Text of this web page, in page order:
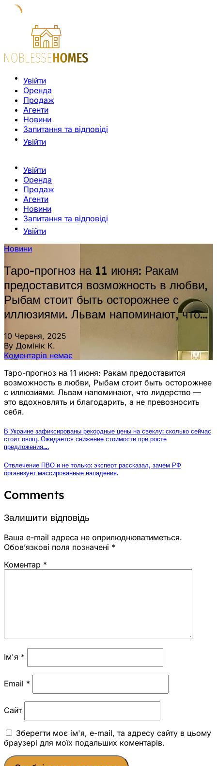
Увійти
Оренда
Продаж
Агенти
Новини
Запитання та відповіді
Увійти
Увійти
Оренда
Продаж
Агенти
Новини
Запитання та відповіді
Увійти
Новини
Таро-прогноз на 11 июня: Ракам
предоставится возможность в любви,
Рыбам стоит быть осторожнее с
иллюзиями. Львам напоминают, что…
10 Червня, 2025
By Домінік К.
Коментарів немає
Таро-прогноз на 11 июня: Ракам предоставится
возможность в любви, Рыбам стоит быть осторожнее
с иллюзиями. Львам напоминают, что лидерство —
это вдохновлять и благодарить, а не превозносить
себя.
В Украине зафиксированы рекордные цены на свеклу: сколько сейчас
стоит овощ. Ожидается снижение стоимости при росте
предложения….
Отвлечение ПВО и не только: эксперт рассказал, зачем РФ
организует массированные нападения.
Comments
Залишити відповідь
Ваша e-mail адреса не оприлюднюватиметься.
Обов’язкові поля позначені *
Коментар *
Ім'я *
Email *
Сайт
Зберегти моє ім'я, e-mail, та адресу сайту в цьому
браузері для моїх подальших коментарів.